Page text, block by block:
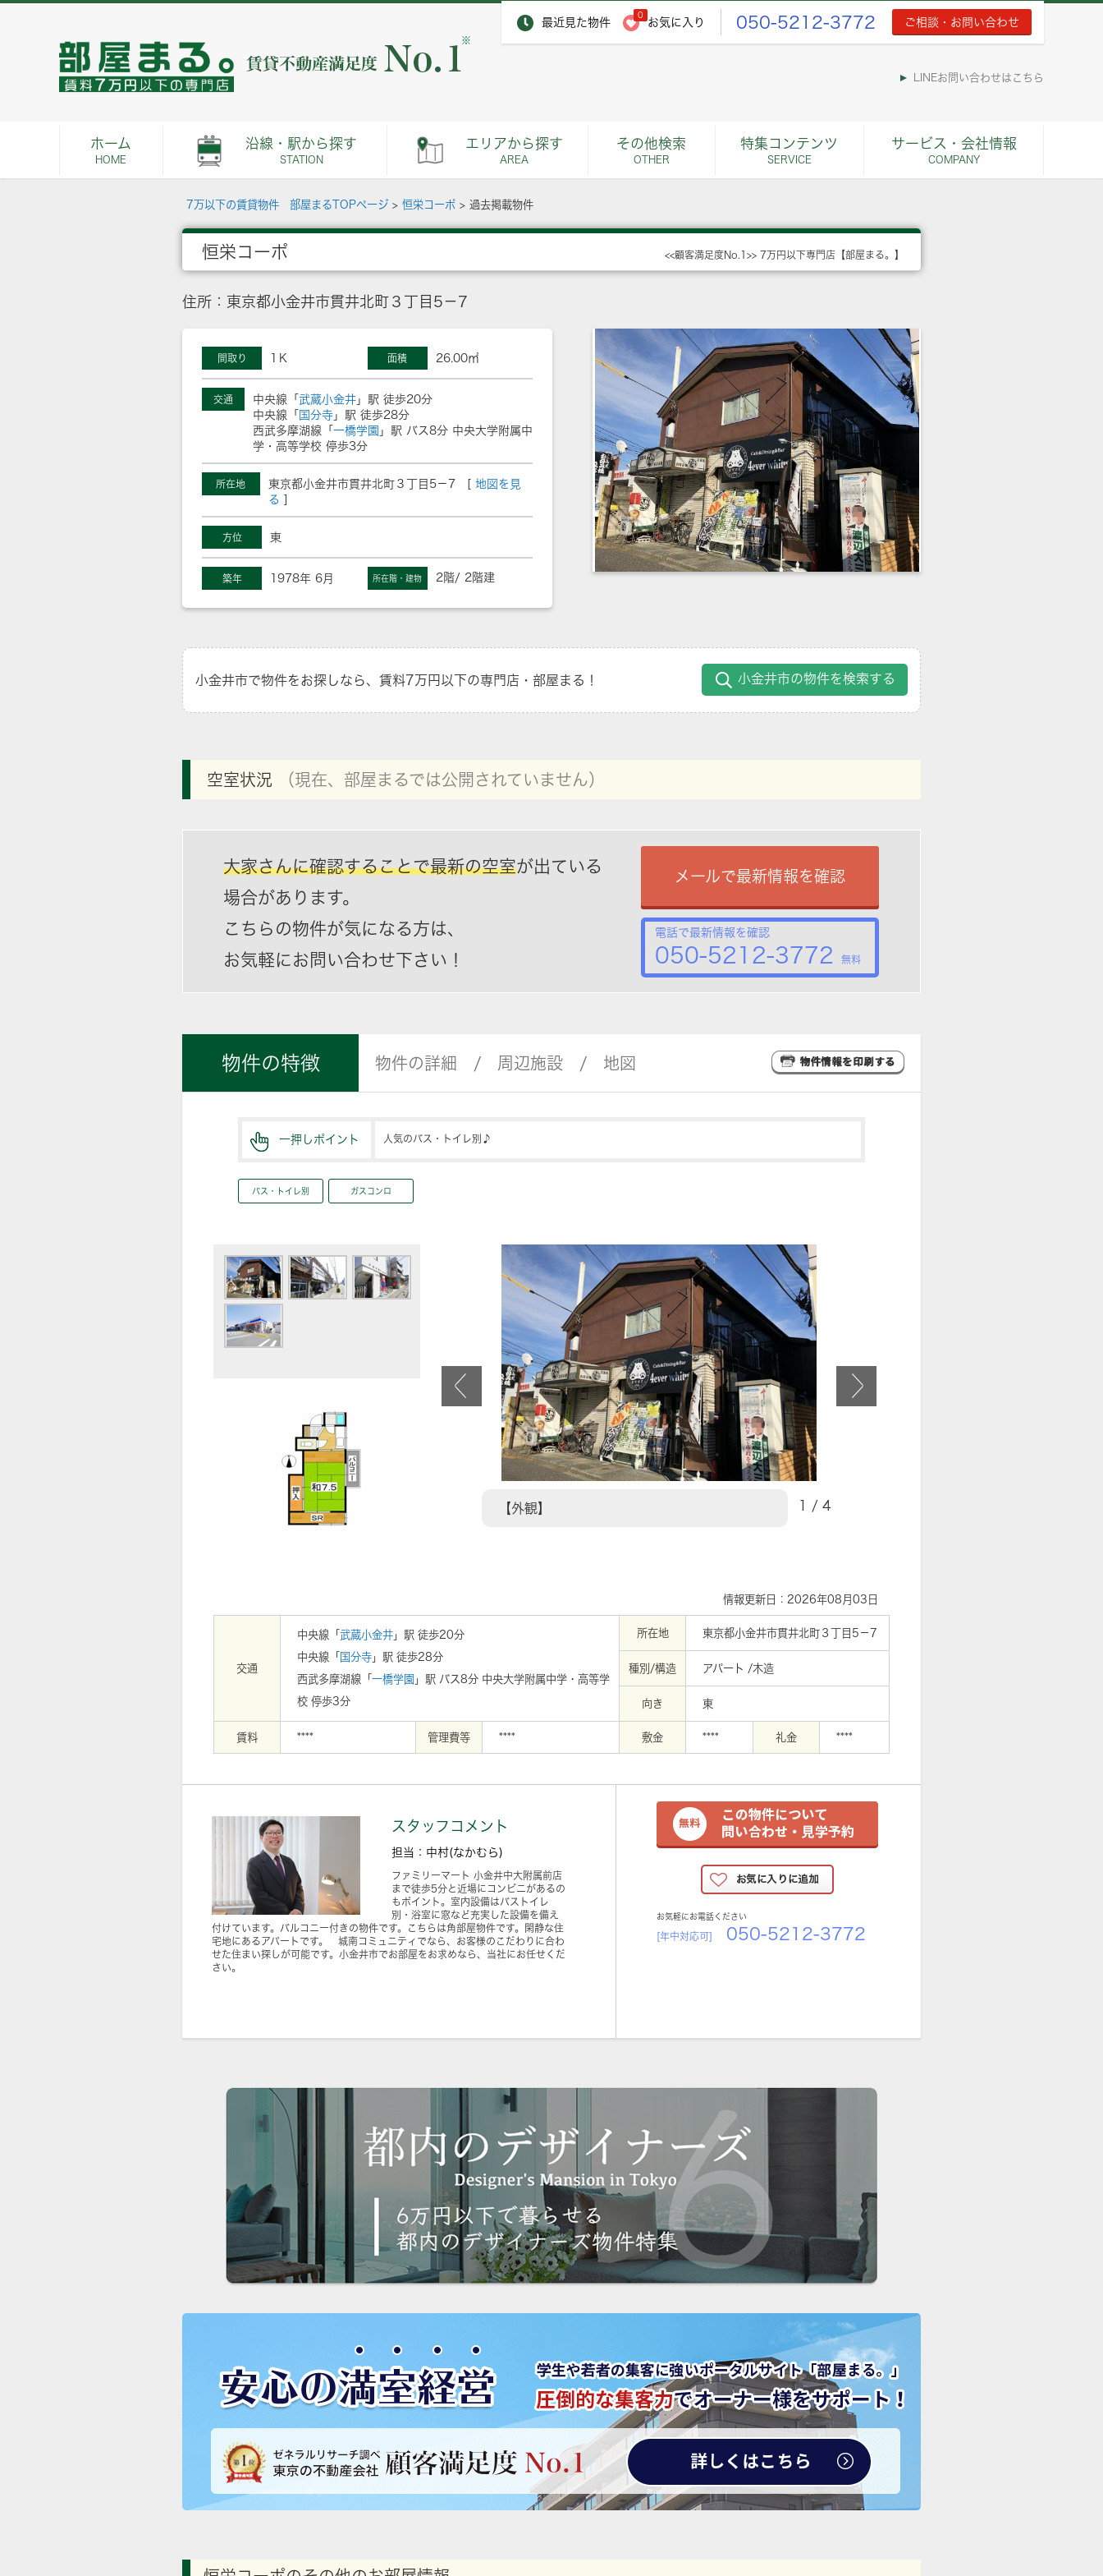
最近見た物件
0
お気に入り 050-5212-3772 ご相談・お問い合わせ
※
LINEお問い合わせはこちら
ホーム
HOME
沿線・駅から探す
STATION
エリアから探す
AREA
その他検索
OTHER
特集コンテンツ
SERVICE
サービス・会社情報
COMPANY
7万以下の賃貸物件 部屋まるTOPページ > 恒栄コーポ > 過去掲載物件
恒栄コーポ <<顧客満足度No.1>> 7万円以下専門店【部屋まる。】
住所：東京都小金井市貫井北町３丁目5－7
間取り 1Ｋ 面積 26.00㎡
交通 中央線「 武蔵小金井」駅 徒歩20分
中央線「 国分寺 」駅 徒歩28分
西武多摩湖線「 一橋学園 」駅 バス8分 中央大学附属中
学・高等学校 停歩3分
所在地 東京都小金井市貫井北町３丁目5－7 [
地図を見
る
方位 東
築年 1978年 6月 所在階・建物 2階/ 2階建
小金井市で物件をお探しなら、賃料7万円以下の専門店・部屋まる！ 小金井市の物件を検索する
空室状況 （現在、部屋まるでは公開されていません）
大家さんに確認することで最新の空室が出ている
場合があります。
こちらの物件が気になる方は、
お気軽にお問い合わせ下さい！
メールで最新情報を確認
電話で最新情報を確認
050-5212-3772 無料
物件の特徴 物件の詳細 周辺施設 地図
一押しポイント 人気のバス・トイレ別♪
バス・トイレ別 ガスコンロ
【周辺】ローソン東京学芸大…まで292m 【外観】 1 / 4
情報更新日：2026年08月03日
交通
中央線「 武蔵小金井 」駅 徒歩20分
中央線「 国分寺 」駅 徒歩28分
西武多摩湖線「 一橋学園 」駅 バス8分 中央大学附属中学・高等学
校 停歩3分
所在地 東京都小金井市貫井北町３丁目5－7
種別/構造 アパート /木造
向き 東
賃料 **** 管理費等 **** 敷金 **** 礼金 ****
スタッフコメント
担当：中村(なかむら)
ファミリーマート 小金井中大附属前店
まで徒歩5分と近場にコンビニがあるの
もポイント。室内設備はバストイレ
別・浴室に窓など充実した設備を備え
付けています。バルコニー付きの物件です。こちらは角部屋物件です。閑静な住
宅地にあるアパートです。 城南コミュニティでなら、お客様のこだわりに合わ
せた住まい探しが可能です。小金井市でお部屋をお求めなら、当社にお任せくだ
さい。
お気軽にお電話ください
[年中対応可] 050-5212-3772